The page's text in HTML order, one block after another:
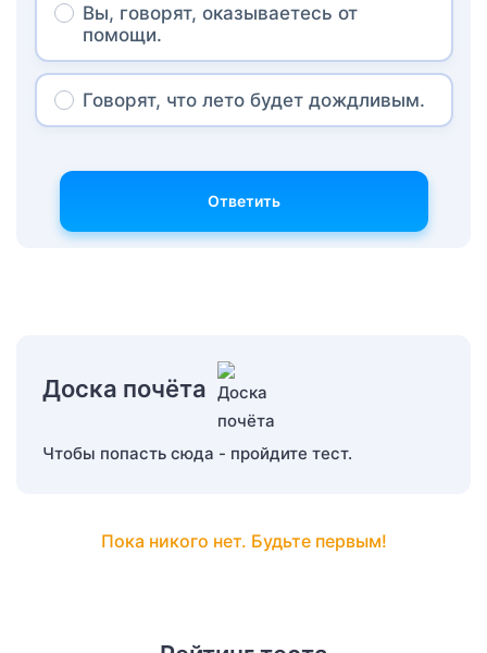
Вы, говорят, оказываетесь от
помощи.
Говорят, что лето будет дождливым.
Ответить
Доска почёта
Чтобы попасть сюда - пройдите тест.
Пока никого нет. Будьте первым!